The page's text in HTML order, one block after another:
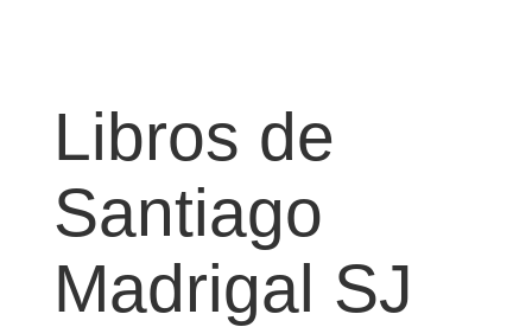
Libros de
Santiago
Madrigal SJ